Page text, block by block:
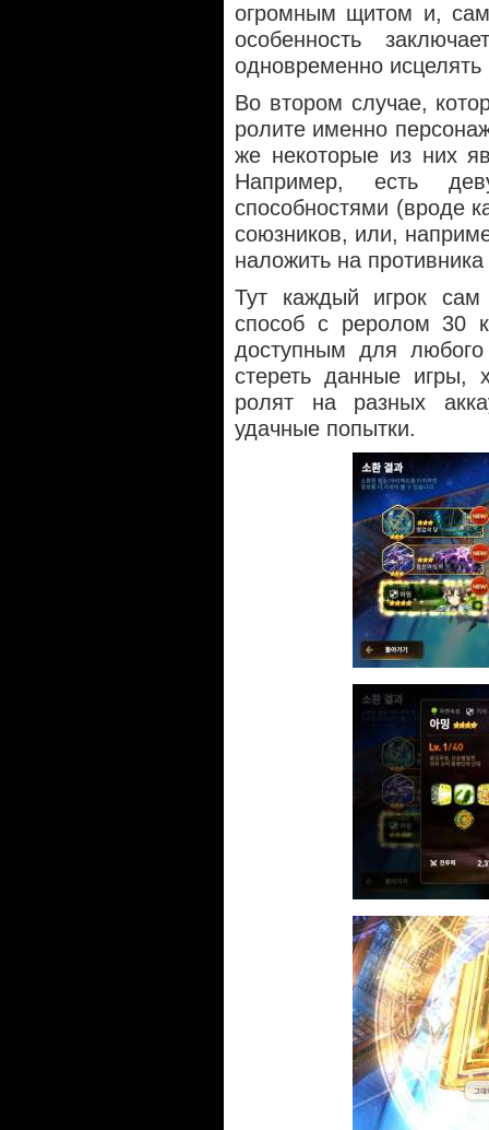
огромным щитом и,
особенность
одновременно
Во втором случае,
ролите именно
же некоторые из них
Например, есть
способностями (вроде
союзников, или,
наложить на
Тут каждый игрок
способ с реролом 30
доступным для
стереть данные игры,
ролят на разных
удачные попытки.